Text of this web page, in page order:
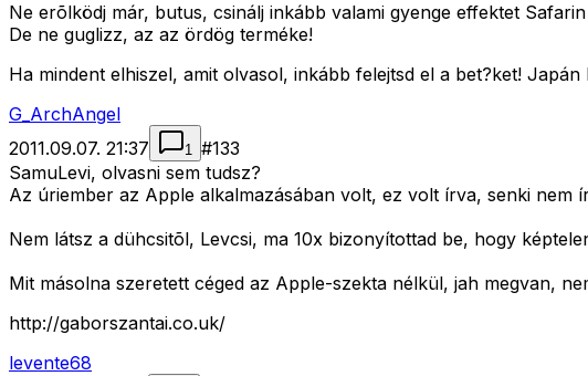
Ne erõlködj már, butus, csinálj inkább valami gyenge effektet
De ne guglizz, az az ördög terméke!
Ha mindent elhiszel, amit olvasol, inkább felejtsd el a bet?ket! Japán
G_ArchAngel
2011.09.07. 21:37
1 #133
SamuLevi, olvasni sem tudsz?
Az úriember az Apple alkalmazásában volt, ez volt írva, senki nem
Nem látsz a dühcsitõl, Levcsi, ma 10x bizonyítottad be, hogy
Mit másolna szeretett céged az Apple-szekta nélkül, jah megvan,
http://gaborszantai.co.uk/
levente68